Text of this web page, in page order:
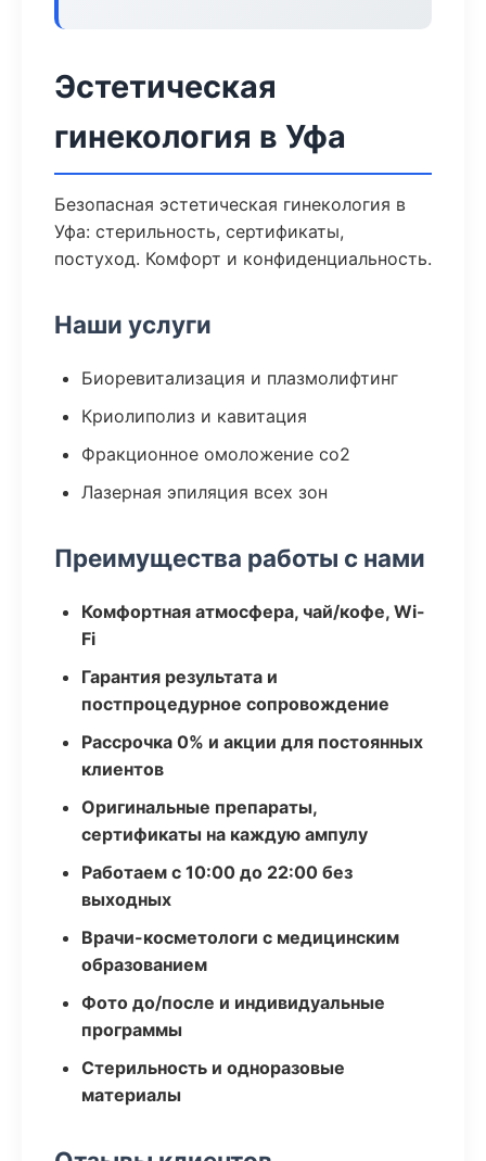
Эстетическая
гинекология в Уфа
Безопасная эстетическая гинекология в
Уфа: стерильность, сертификаты,
постуход. Комфорт и конфиденциальность.
Наши услуги
Биоревитализация и плазмолифтинг
Криолиполиз и кавитация
Фракционное омоложение co2
Лазерная эпиляция всех зон
Преимущества работы с нами
Комфортная атмосфера, чай/кофе, Wi-
Fi
Гарантия результата и
постпроцедурное сопровождение
Рассрочка 0% и акции для постоянных
клиентов
Оригинальные препараты,
сертификаты на каждую ампулу
Работаем с 10:00 до 22:00 без
выходных
Врачи-косметологи с медицинским
образованием
Фото до/после и индивидуальные
программы
Стерильность и одноразовые
материалы